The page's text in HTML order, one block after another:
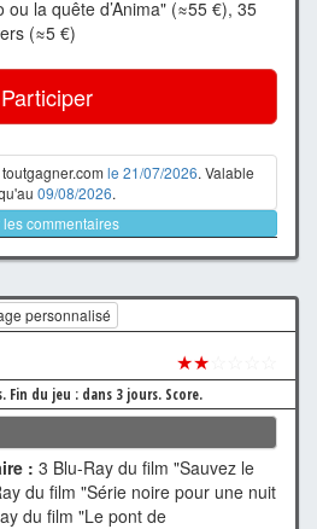
ou la quête d’Anima" (≈55 €), 35
(≈5 €)
Participer
le 21/07/2026. Valable
09/08/2026.
les commentaires
personnalisé
★★
Fin du jeu : dans 3 jours. Score.
: 3 Blu-Ray du film "Sauvez le
du film "Série noire pour une nuit
du film "Le pont de